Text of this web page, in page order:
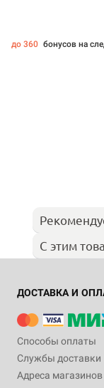
до 360 бонусов на
С этим
ДОСТАВКА И
Способы оплаты
Службы доставки
Адреса магазинов